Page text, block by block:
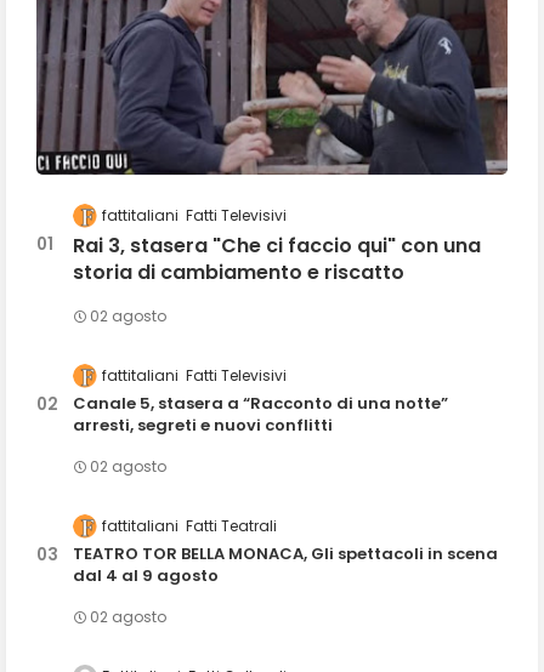
fattitaliani Fatti Televisivi
Rai 3, stasera "Che ci faccio qui" con una
storia di cambiamento e riscatto
02 agosto
fattitaliani Fatti Televisivi
Canale 5, stasera a “Racconto di una notte”
arresti, segreti e nuovi conflitti
02 agosto
fattitaliani Fatti Teatrali
TEATRO TOR BELLA MONACA, Gli spettacoli in scena
dal 4 al 9 agosto
02 agosto